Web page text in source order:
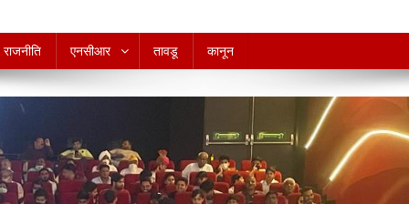
राजनीति एनसीआर तावडू कानून